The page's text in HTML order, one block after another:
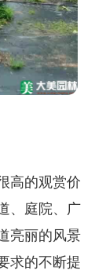
高的观赏价
、庭院、广
亮丽的风景
求的不断提